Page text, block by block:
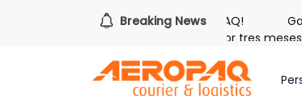
Breaking News
hora de redimir tus libras de Cash PAQ!
de Bienvenida: 20 libras gratis por tres meses